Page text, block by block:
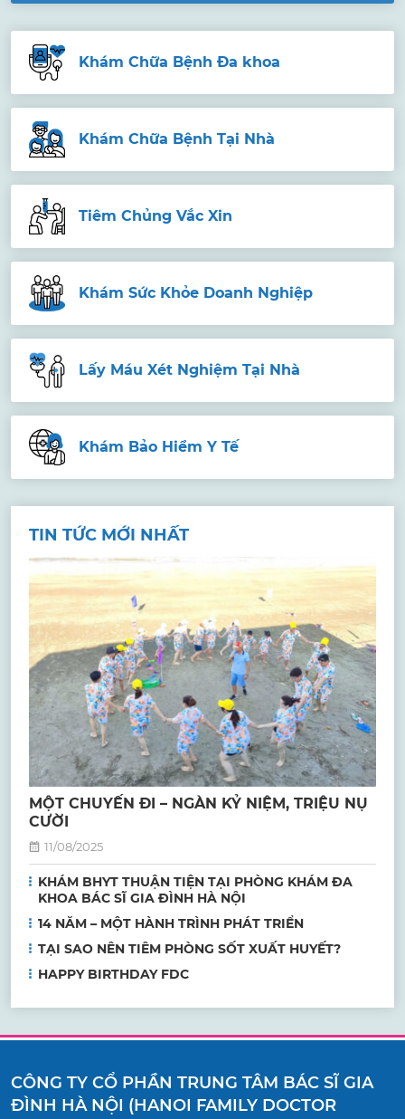
Khám Chữa Bệnh Đa khoa
Khám Chữa Bệnh Tại Nhà
Tiêm Chủng Vắc Xin
Khám Sức Khỏe Doanh Nghiệp
Lấy Máu Xét Nghiệm Tại Nhà
Khám Bảo Hiểm Y Tế
TIN TỨC MỚI NHẤT
MỘT CHUYẾN ĐI – NGÀN KỶ NIỆM, TRIỆU NỤ
CƯỜI
11/08/2025
KHÁM BHYT THUẬN TIỆN TẠI PHÒNG KHÁM ĐA
KHOA BÁC SĨ GIA ĐÌNH HÀ NỘI
14 NĂM – MỘT HÀNH TRÌNH PHÁT TRIỂN
TẠI SAO NÊN TIÊM PHÒNG SỐT XUẤT HUYẾT?
HAPPY BIRTHDAY FDC
CÔNG TY CỔ PHẦN TRUNG TÂM BÁC SĨ GIA
ĐÌNH HÀ NỘI (HANOI FAMILY DOCTOR